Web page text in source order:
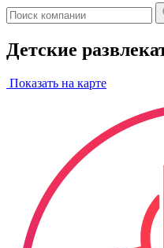
Детские
Показать на карте